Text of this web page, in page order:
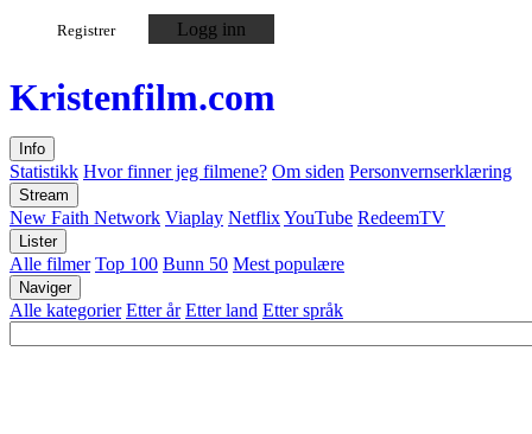
Registrer Logg inn
Kristenfilm.com
Info
Statistikk Hvor finner jeg filmene? Om siden Personvernserklæring
Stream
New Faith Network Viaplay NetflixYouTube RedeemTV
Lister
Alle filmer Top 100 Bunn 50 Mest populære
Naviger
Alle kategorier Etter år Etter land Etter språk